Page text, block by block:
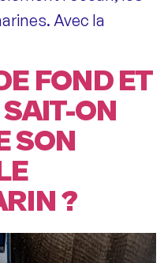
Avec la
FOND ET
ON
SON
?